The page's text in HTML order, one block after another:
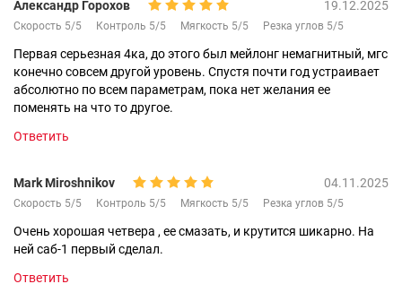
Александр Горохов 19.12.2025
Скорость 5/5 Контроль 5/5 Мягкость 5/5 Резка углов 5/5
Первая серьезная 4ка, до этого был мейлонг немагнитный, мгс
конечно совсем другой уровень. Спустя почти год устраивает
абсолютно по всем параметрам, пока нет желания ее
поменять на что то другое.
Ответить
Mark Miroshnikov 04.11.2025
Скорость 5/5 Контроль 5/5 Мягкость 5/5 Резка углов 5/5
Очень хорошая четвера , ее смазать, и крутится шикарно. На
ней саб-1 первый сделал.
Ответить